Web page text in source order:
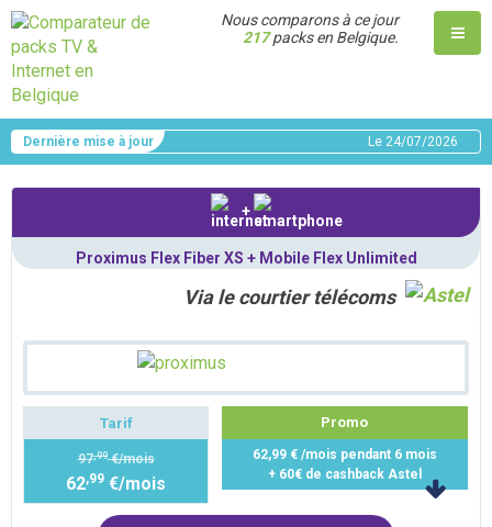
Nous comparons à ce jour
217packs en Belgique.
Dernière mise à jour Le 24/07/2026
+
Proximus Flex Fiber XS + Mobile Flex Unlimited
Via le courtier télécoms
Tarif
97,99€/mois
62,99 €/mois
Promo
62,99 € /mois pendant 6 mois
+ 60€ de cashback Astel